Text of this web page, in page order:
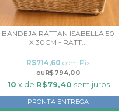
BANDEJA RATTAN ISABELLA 50
X 30CM - RATT...
R$794,00
R$714,60 com Pix
10 x de R$79,40 sem juros
PRONTA ENTREGA